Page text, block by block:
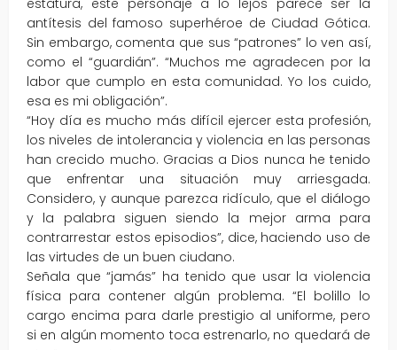
antítesis del famoso superhéroe de Ciudad Gótica.
Sin embargo, comenta que sus “patrones” lo ven así,
como el “guardián”. “Muchos me agradecen por la
labor que cumplo en esta comunidad. Yo los cuido,
esa es mi obligación”.
“Hoy día es mucho más difícil ejercer esta profesión,
los niveles de intolerancia y violencia en las personas
han crecido mucho. Gracias a Dios nunca he tenido
que enfrentar una situación muy arriesgada.
Considero, y aunque parezca ridículo, que el diálogo
y la palabra siguen siendo la mejor arma para
contrarrestar estos episodios”, dice, haciendo uso de
las virtudes de un buen ciudano.
Señala que “jamás” ha tenido que usar la violencia
física para contener algún problema. “El bolillo lo
cargo encima para darle prestigio al uniforme, pero
si en algún momento toca estrenarlo, no quedará de